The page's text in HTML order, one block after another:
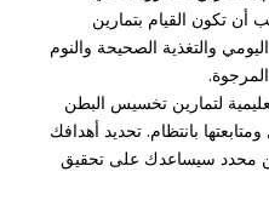
أن تكون القيام بتمارين
والتغذية الصحيحة والنوم
لتمارين تخسيس البطن
بانتظام. تحديد أهدافك
محدد سيساعدك على تحقيق